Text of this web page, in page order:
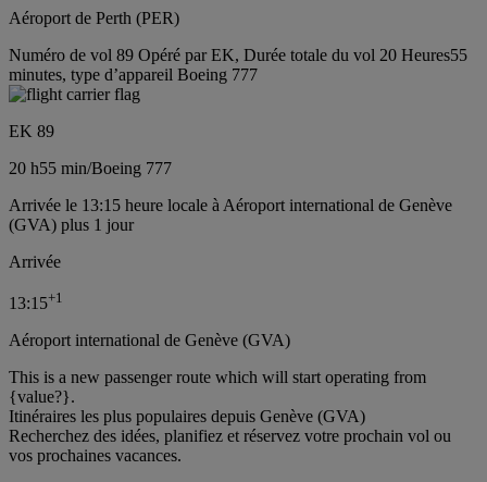
Aéroport de Perth (PER)
Numéro de vol 89 Opéré par EK, Durée totale du vol 20 Heures55
minutes, type d’appareil Boeing 777
EK 89
20 h55 min/Boeing 777
Arrivée le 13:15 heure locale à Aéroport international de Genève
(GVA) plus 1 jour
Arrivée
13:15+1
Aéroport international de Genève (GVA)
This is a new passenger route which will start operating from
{value?}.
Itinéraires les plus populaires depuis Genève (GVA)
Recherchez des idées, planifiez et réservez votre prochain vol ou
vos prochaines vacances.